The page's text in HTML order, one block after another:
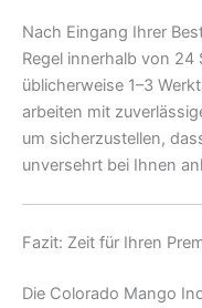
Nach Eingang Ihrer
Regel innerhalb von 24
üblicherweise 1–3
arbeiten mit
um sicherzustellen,
unversehrt bei Ihnen
Fazit: Zeit für Ihren
Die Colorado Mango